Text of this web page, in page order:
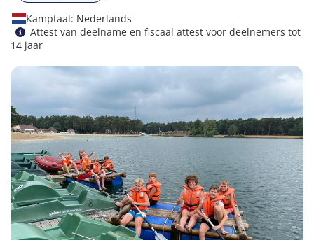
Duitsland
Zweden
Frankrijk
Italië
Malta
Nederland
Buitenland
Surfkampen België
Surfkampen Frankrijk
Surfkampen Spanje
Surfkampen Portugal
Surfkampen Nederland
Surfkampen Sri Lanka
Surfkampen Buitenland
Surfkampen 18+
TAALVAKANTIES
Alle Juvigo Taalreizen
Taalvakanties Frans
Taalvakanties Engels
Taalvakanties Spaans
Taalvakanties Nederlands
Taalvakanties Duits
Taalvakanties Italiaans
GROEPSREIZEN
Jongeren
Jongvolwassenen
Volwassenen
Kamptaal: Nederlands
Attest van deelname en fiscaal attest voor deelnemers tot
14 jaar